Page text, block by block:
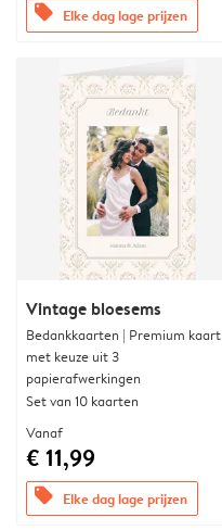
offers Elke dag lage prijzen
Vintage bloesems
Bedankkaarten | Premium kaart
met keuze uit 3
papierafwerkingen
Set van 10 kaarten
Vanaf
€ 11,99
offers Elke dag lage prijzen